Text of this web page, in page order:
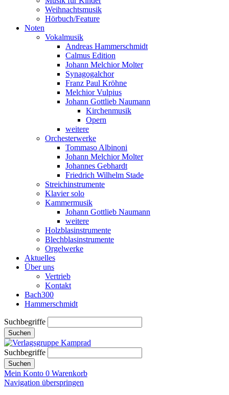
Weihnachtsmusik
Hörbuch/Feature
Noten
Vokalmusik
Andreas Hammerschmidt
Calmus Edition
Johann Melchior Molter
Synagogalchor
Franz Paul Kröhne
Melchior Vulpius
Johann Gottlieb Naumann
Kirchenmusik
Opern
weitere
Orchesterwerke
Tommaso Albinoni
Johann Melchior Molter
Johannes Gebhardt
Friedrich Wilhelm Stade
Streichinstrumente
Klavier solo
Kammermusik
Johann Gottlieb Naumann
weitere
Holzblasinstrumente
Blechblasinstrumente
Orgelwerke
Aktuelles
Über uns
Vertrieb
Kontakt
Bach300
Hammerschmidt
Suchbegriffe
Suchen
Suchbegriffe
Suchen
Mein Konto 0 Warenkorb
Navigation überspringen